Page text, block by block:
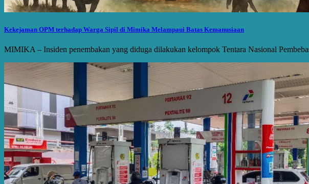
Kekejaman OPM terhadap Warga Sipil di Mimika Melampaui Batas Kemanusiaan
MIMIKA – Insiden penembakan yang diduga dilakukan kelompok Tentara Nasional